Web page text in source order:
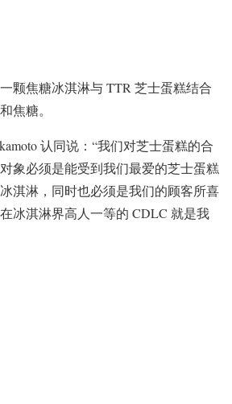
颗焦糖冰淇淋与 TTR 芝士蛋糕结合
焦糖。
认同说：“我们对芝士蛋糕的合
象必须是能受到我们最爱的芝士蛋糕
淇淋，同时也必须是我们的顾客所喜
冰淇淋界高人一等的 CDLC 就是我